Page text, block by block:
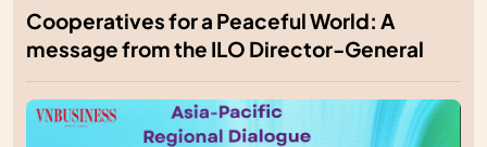
Cooperatives for a Peaceful World: A
message from the ILO Director-General